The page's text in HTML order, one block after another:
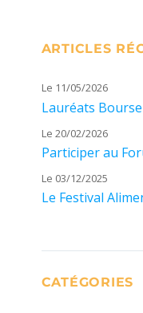
ARTICLES
Le 11/05/2026
Lauréats
Le 20/02/2026
Participer au
Le 03/12/2025
Le Festival
CATÉGORIES